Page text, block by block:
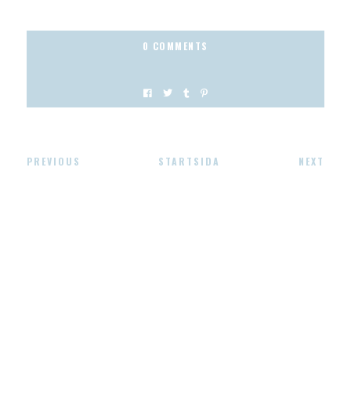
0 COMMENTS
PREVIOUS STARTSIDA NEXT